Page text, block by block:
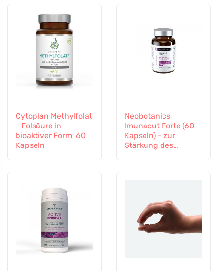
Cytoplan Methylfolat
- Folsäure in
bioaktiver Form, 60
Kapseln
Neobotanics
Imunacut Forte (60
Kapseln) - zur
Stärkung des